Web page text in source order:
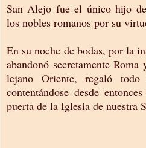
San Alejo fue el único hijo
los nobles romanos por su
En su noche de bodas, por la
abandonó secretamente
lejano Oriente, regaló
contentándose desde
puerta de la Iglesia de nuestra